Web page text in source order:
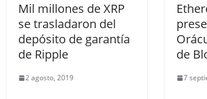
Mil millones de XRP
se trasladaron del
depósito de garantía
de Ripple
2 agosto, 2019
de
7